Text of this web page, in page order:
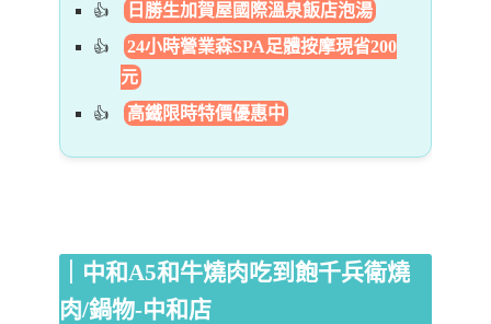
日勝生加賀屋國際溫泉飯店泡湯
24小時營業森SPA足體按摩現省200
元
高鐵限時特價優惠中
｜中和A5和牛燒肉吃到飽千兵衛燒
肉/鍋物-中和店